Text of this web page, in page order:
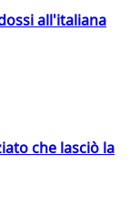
all'italiana
che lasciò la